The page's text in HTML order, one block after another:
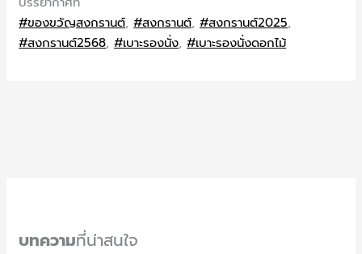
#ของขวัญสงกรานต์,#สงกรานต์,#สงกรานต์2025,
#สงกรานต์2568,#เบาะรองนั่ง,#เบาะรองนั่งดอกไม้
บทความที่น่าสนใจ